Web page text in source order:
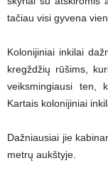
tačiau visi gyvena
Kolonijiniai inkilai
kregždžių rūšims,
veiksmingiausi ten,
Kartais kolonijiniai
Dažniausiai jie
metrų aukštyje.